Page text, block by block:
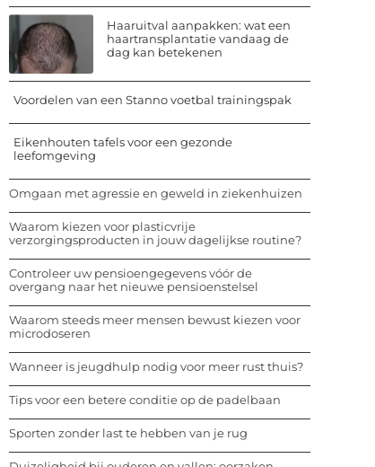
Haaruitval aanpakken: wat een
haartransplantatie vandaag de
dag kan betekenen
Voordelen van een Stanno voetbal trainingspak
Eikenhouten tafels voor een gezonde
leefomgeving
Omgaan met agressie en geweld in ziekenhuizen
Waarom kiezen voor plasticvrije
verzorgingsproducten in jouw dagelijkse routine?
Controleer uw pensioengegevens vóór de
overgang naar het nieuwe pensioenstelsel
Waarom steeds meer mensen bewust kiezen voor
microdoseren
Wanneer is jeugdhulp nodig voor meer rust thuis?
Tips voor een betere conditie op de padelbaan
Sporten zonder last te hebben van je rug